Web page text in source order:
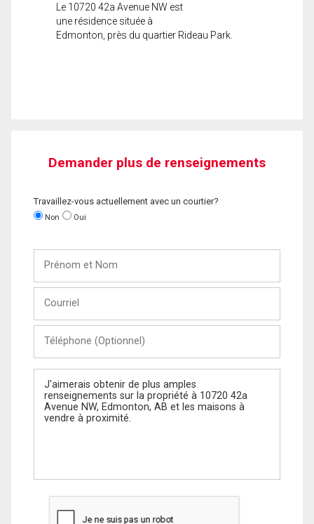
Le 10720 42a Avenue NW est
une résidence située à
Edmonton, près du quartier Rideau Park.
Demander plus de renseignements
Travaillez-vous actuellement avec un courtier?
Non Oui
Nom
(Optionnel)
Message